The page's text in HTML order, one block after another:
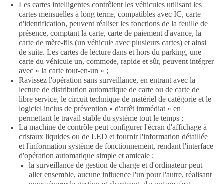
Les cartes intelligentes contrôlent les véhicules utilisant les
cartes mensuelles à long terme, compatibles avec IC, carte
d'identification, peuvent réaliser les fonctions de la feuille de
présence, comptant la carte, carte de paiement d'avance, la
carte de mère-fils (un véhicule avec plusieurs cartes) et ainsi
de suite. Les cartes de lecture dans et hors du parking, une
carte du véhicule un, commode, rapide et sûr, peuvent intégrer
avec « la carte tout-en-un » ;
Ravissez l'opération sans surveillance, en entrant avec la
lecture de distribution automatique de carte ou de carte de
libre service, le circuit technique de matériel de catégorie et le
logiciel inclus de prévention « d'arrêt immédiat » en
permettant le travail stable du système tout le temps ;
La machine de contrôle peut configurer l'écran d'affichage à
cristaux liquides ou de LED et fournir l'information détaillée
et l'information système de fonctionnement, rendant l'interface
d'opération automatique simple et amicale ;
la surveillance de gestion de charge et d'ordinateur peut
aller ensemble, aucune influence l'un pour l'autre, réalisant